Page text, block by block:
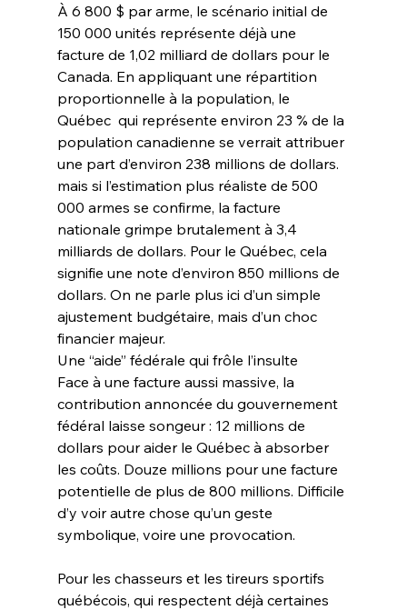
À 6 800 $ par arme, le scénario initial de
150 000 unités représente déjà une
facture de 1,02 milliard de dollars pour le
Canada. En appliquant une répartition
proportionnelle à la population, le
Québec  qui représente environ 23 % de la
population canadienne se verrait attribuer
une part d’environ 238 millions de dollars.
mais si l’estimation plus réaliste de 500
000 armes se confirme, la facture
nationale grimpe brutalement à 3,4
milliards de dollars. Pour le Québec, cela
signifie une note d’environ 850 millions de
dollars. On ne parle plus ici d’un simple
ajustement budgétaire, mais d’un choc
financier majeur.
Une “aide” fédérale qui frôle l’insulte
Face à une facture aussi massive, la
contribution annoncée du gouvernement
fédéral laisse songeur : 12 millions de
dollars pour aider le Québec à absorber
les coûts. Douze millions pour une facture
potentielle de plus de 800 millions. Difficile
d’y voir autre chose qu’un geste
symbolique, voire une provocation.
Pour les chasseurs et les tireurs sportifs
québécois, qui respectent déjà certaines